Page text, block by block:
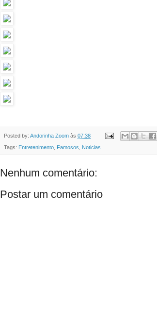
Posted by: Andorinha Zoom às 07:38
Tags: Entretenimento Famosos Noticias
Nenhum comentário:
Postar um comentário